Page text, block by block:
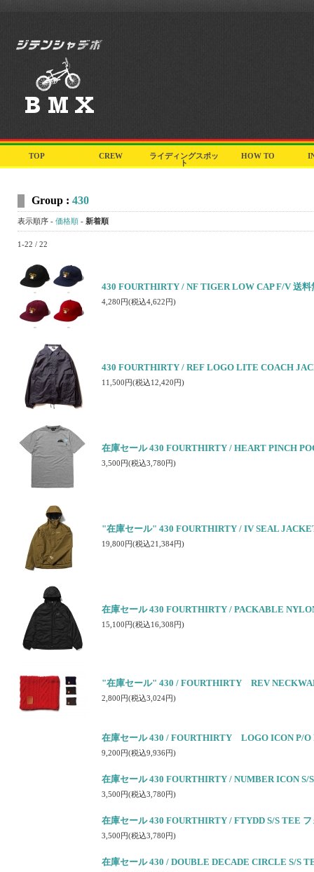
TOP CREW
ライディングスポッ
ト
HOW TO
Group : 430
表示順序 - 価格順 - 新着順
1-22 / 22
430 FOURTHIRTY / NF TIGER LOW CAP F/V 送料
4,280円(税込4,622円)
430 FOURTHIRTY / REF LOGO LITE COACH
11,500円(税込12,420円)
在庫セール 430 FOURTHIRTY / HEART PINCH
3,500円(税込3,780円)
"在庫セール" 430 FOURTHIRTY / IV SEAL
19,800円(税込21,384円)
在庫セール 430 FOURTHIRTY / PACKABLE
15,100円(税込16,308円)
"在庫セール" 430 / FOURTHIRTY REV
2,800円(税込3,024円)
在庫セール 430 / FOURTHIRTY LOGO ICON P/O
9,200円(税込9,936円)
在庫セール 430 FOURTHIRTY / NUMBER ICON S/
3,500円(税込3,780円)
在庫セール 430 FOURTHIRTY / FTYDD S/S TEE
3,500円(税込3,780円)
在庫セール 430 / DOUBLE DECADE CIRCLE S/S